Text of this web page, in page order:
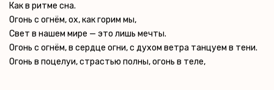
Как в ритме сна.
Огонь с огнём, ох, как горим мы,
Свет в нашем мире — это лишь мечты.
Огонь с огнём, в сердце огни, с духом ветра танцуем в тени.
Огонь в поцелуи, страстью полны, огонь в теле,